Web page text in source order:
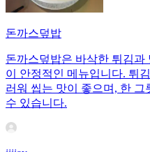
돈까스덮밥
돈까스덮밥은 바삭한 튀김
이 안정적인 메뉴입니다. 튀
러워 씹는 맛이 좋으며, 한
수 있습니다.